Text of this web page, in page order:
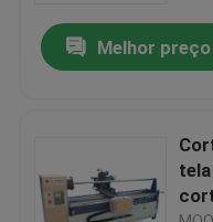
Máquina cortando
Máquina cortando
Máquina de corte
Melhor preço